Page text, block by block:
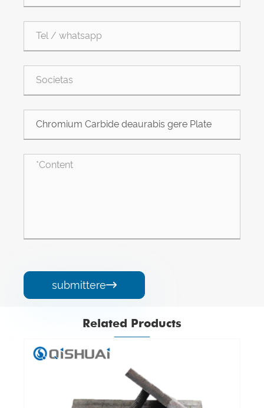
submittere
Related Products